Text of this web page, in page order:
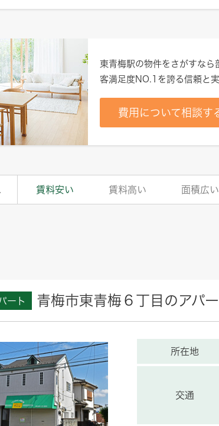
東青梅駅の物件をさがすなら
客満足度NO.1を誇る信頼と
費用について相談す
賃料安い 賃料高い 面積広い
ート 青梅市東青梅６丁目のアパ
所在地
交通